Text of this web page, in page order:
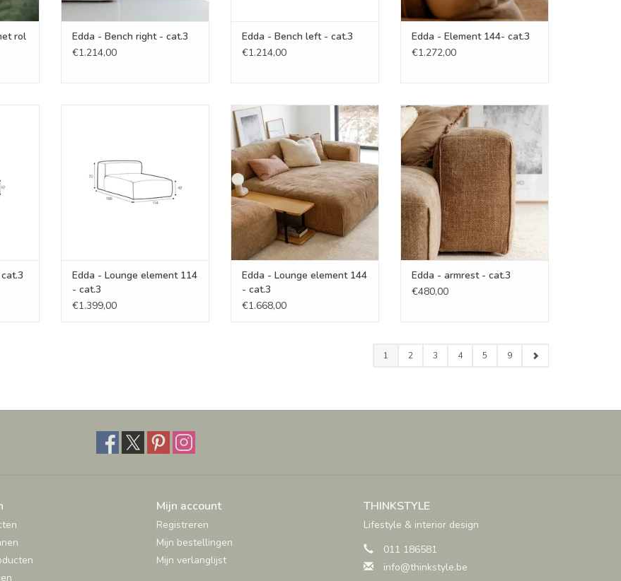
rol
Edda - Bench right - cat.3
€1.214,00
Edda - Bench left - cat.3
€1.214,00
Edda - Element 144- cat.3
€1.272,00
Edda - Lounge element 114
- cat.3
€1.399,00
Edda - Lounge element 144 -
TOEVOEGEN AAN WINKELWAGEN
Edda - Lounge element 144
- cat.3
€1.668,00
Edda - armrest - cat.3
TOEVOEGEN AAN WINKELWAGEN
Edda - armrest - cat.3
€480,00
1 2 3 4 5 9
Mijn account
Registreren
Mijn bestellingen
Mijn verlanglijst
THINKSTYLE
Lifestyle & interior design
011 186581
info@thinkstyle.be